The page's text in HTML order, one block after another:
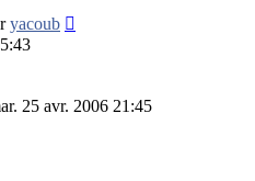
yacoub
25 avr. 2006 21:45